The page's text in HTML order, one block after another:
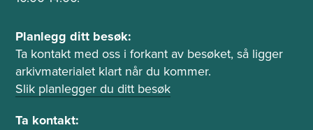
o
g
e
s
e
P
l
a
n
l
e
Planlegg ditt besøk:
Ta kontakt med oss i forkant av besøket, så ligger
arkivmaterialet klart når du kommer.
Slik planlegger du ditt besøk
Ta kontakt: